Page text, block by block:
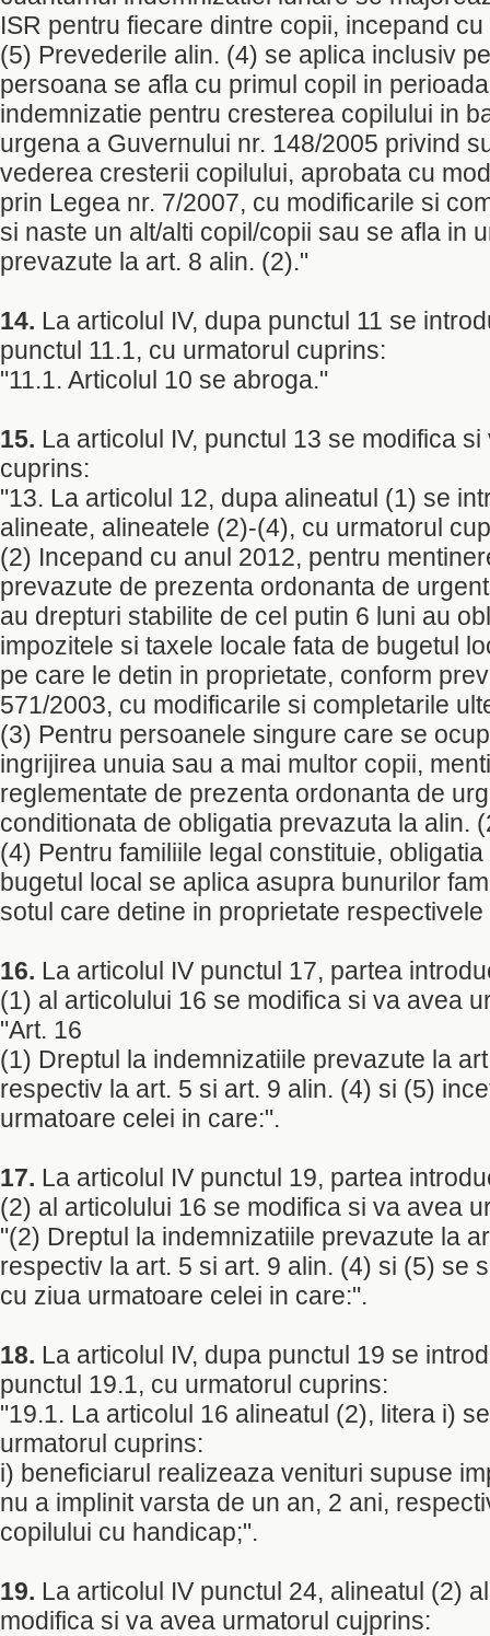
ISR pentru fiecare dintre copii, incepand
(5) Prevederile alin. (4) se aplica inclusiv
persoana se afla cu primul copil in
indemnizatie pentru cresterea copilului in
urgena a Guvernului nr. 148/2005 privind
vederea cresterii copilului, aprobata cu
prin Legea nr. 7/2007, cu modificarile si
si naste un alt/alti copil/copii sau se afla in
prevazute la art. 8 alin. (2)."
14. La articolul IV, dupa punctul 11 se
punctul 11.1, cu urmatorul cuprins:
"11.1. Articolul 10 se abroga."
15. La articolul IV, punctul 13 se modifica
cuprins:
"13. La articolul 12, dupa alineatul (1) se
alineate, alineatele (2)-(4), cu urmatorul
(2) Incepand cu anul 2012, pentru
prevazute de prezenta ordonanta de
au drepturi stabilite de cel putin 6 luni au
impozitele si taxele locale fata de bugetul
pe care le detin in proprietate, conform
571/2003, cu modificarile si completarile
(3) Pentru persoanele singure care se
ingrijirea unuia sau a mai multor copii,
reglementate de prezenta ordonanta de
conditionata de obligatia prevazuta la alin.
(4) Pentru familiile legal constituie,
bugetul local se aplica asupra bunurilor
sotul care detine in proprietate respectivele
16. La articolul IV punctul 17, partea
(1) al articolului 16 se modifica si va avea
"Art. 16
(1) Dreptul la indemnizatiile prevazute la
respectiv la art. 5 si art. 9 alin. (4) si (5)
urmatoare celei in care:".
17. La articolul IV punctul 19, partea
(2) al articolului 16 se modifica si va avea
"(2) Dreptul la indemnizatiile prevazute la
respectiv la art. 5 si art. 9 alin. (4) si (5) se
cu ziua urmatoare celei in care:".
18. La articolul IV, dupa punctul 19 se
punctul 19.1, cu urmatorul cuprins:
"19.1. La articolul 16 alineatul (2), litera i)
urmatorul cuprins:
i) beneficiarul realizeaza venituri supuse
nu a implinit varsta de un an, 2 ani,
copilului cu handicap;".
19. La articolul IV punctul 24, alineatul (2)
modifica si va avea urmatorul cujprins: